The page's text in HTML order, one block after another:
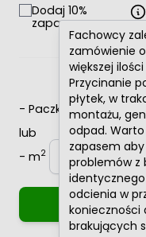
Dodaj 10%
zapasu
Fachowcy
zamówienie o
większej
Przycinanie
płytek, w
montażu,
odpad.
zapasem
problemów z
odcienia w
konieczności
brakujących
- Paczki
+
lub
- m2
+
Oblicz raty0%